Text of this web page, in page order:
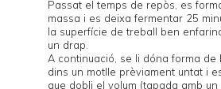
Passat el temps de repòs, es
massa i es deixa fermentar 25
la superfície de treball ben
un drap.
A continuació, se li dóna forma de
dins un motlle prèviament untat i
que dobli el volum (tapada amb